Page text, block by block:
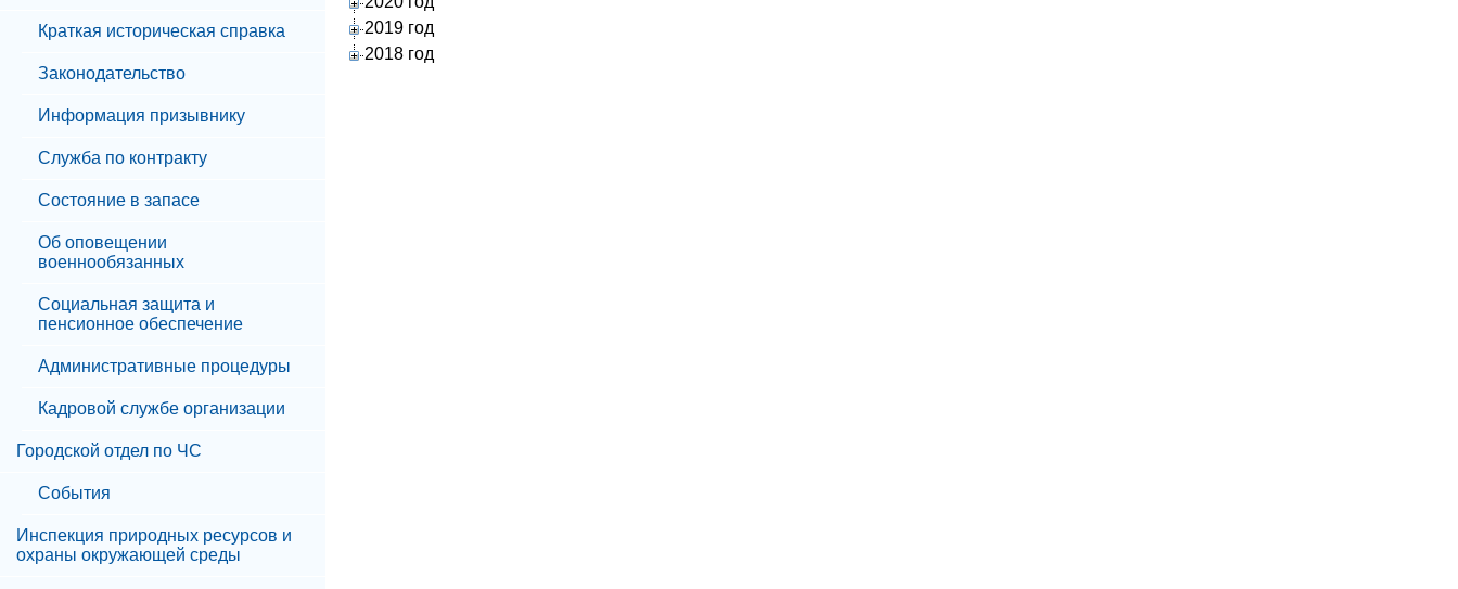
Краткая историческая справка
Законодательство
Информация призывнику
Служба по контракту
Состояние в запасе
Об оповещении
военнообязанных
Социальная защита и
пенсионное обеспечение
Административные процедуры
Кадровой службе организации
Городской отдел по ЧС
События
Инспекция природных ресурсов и
охраны окружающей среды
2019 год
2018 год